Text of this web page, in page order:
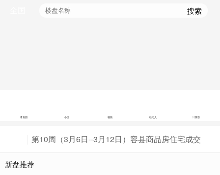
搜索
看房团 小区 视频 经纪人 计算器
第10周（3月6日--3月12日）容县商品房住宅成交
79套，容县房价4906元/㎡
第12周（3月20日--3月26日）容县商品房住宅最新
新盘推荐